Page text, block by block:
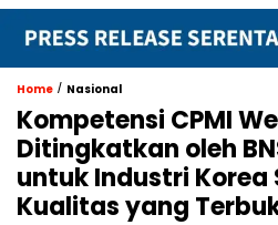
Home / Nasional
Kompetensi CPMI
Ditingkatkan oleh
untuk Industri Korea
Kualitas yang